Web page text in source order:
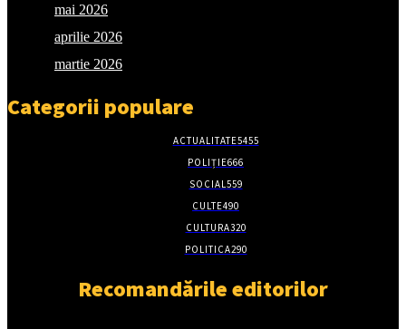
mai 2026
aprilie 2026
martie 2026
Categorii populare
ACTUALITATE5455
POLIȚIE666
SOCIAL 559
CULTE490
CULTURA320
POLITICA290
Recomandările editorilor